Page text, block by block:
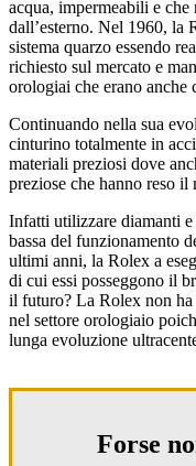
acqua, impermeabili e
dall’esterno. Nel 1960, la
sistema quarzo essendo
richiesto sul mercato e
orologiai che erano anche
Continuando nella sua
cinturino totalmente in
materiali preziosi dove
preziose che hanno reso
Infatti utilizzare diamanti e
bassa del funzionamento
ultimi anni, la Rolex a
di cui essi posseggono il
il futuro? La Rolex non ha
nel settore orologiaio
lunga evoluzione
Forse